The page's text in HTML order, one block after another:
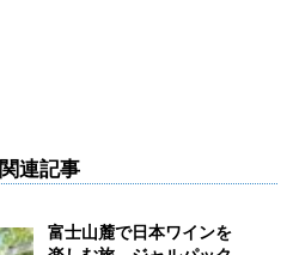
関連記事
富士山麓で日本ワインを